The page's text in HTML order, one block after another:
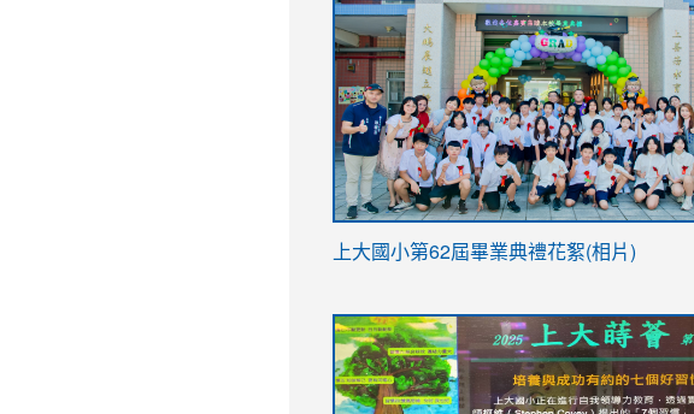
link
YfDQppRvyMk686kIw6SBbssEIZ6WnT/
usp=sharing
上大國小第62屆畢業典禮花絮(相片)
to
https://drive.google.com/file/d/1I-
YfDQppRvyMk686kIw6SBbssEIZ6WnT/
to
https://sites.google.com/stes.tyc.edu.tw/